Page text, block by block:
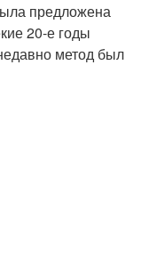
предложена
20-е годы
метод был